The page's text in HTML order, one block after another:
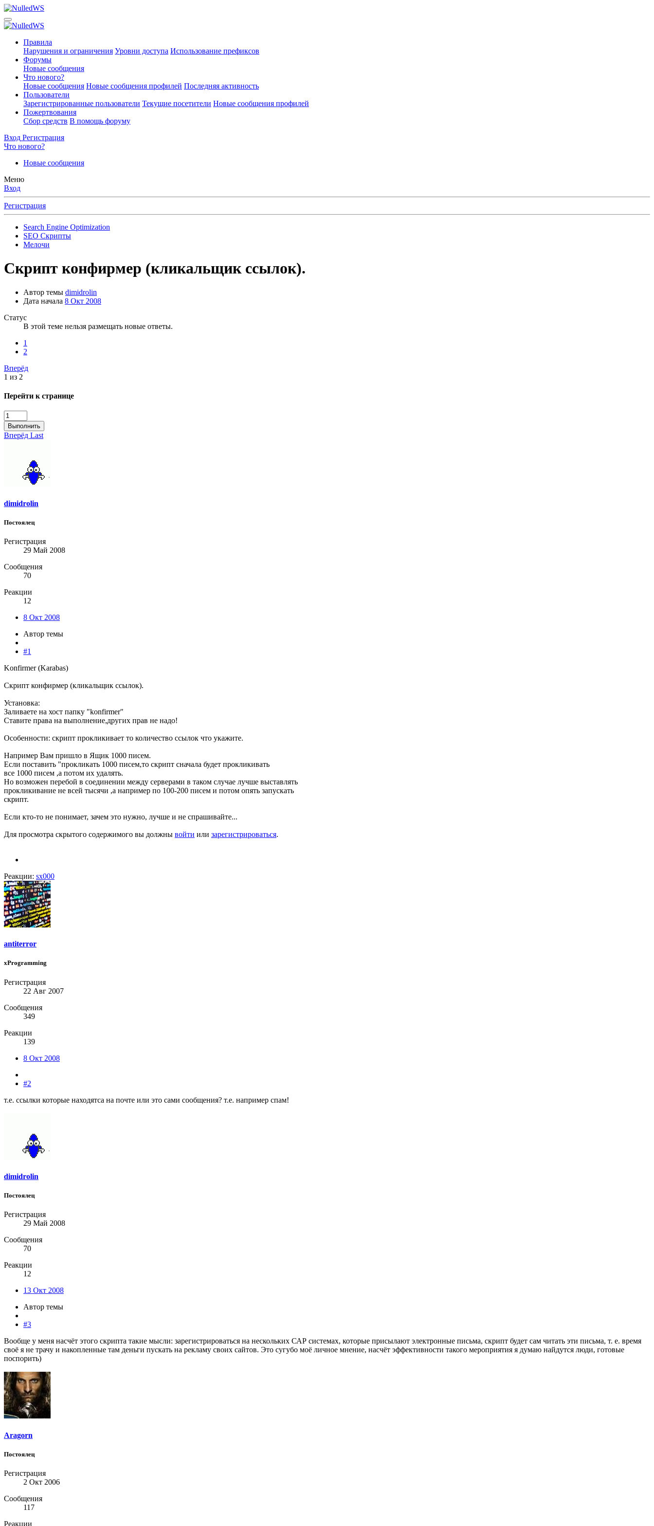
Правила
Нарушения и ограничения Уровни доступа Использование префиксов
Форумы
Новые сообщения
Что нового?
Новые сообщения Новые сообщения профилей Последняя активность
Пользователи
Зарегистрированные пользователи Текущие посетители Новые сообщения профилей
Пожертвования
Сбор средств В помощь форуму
Вход Регистрация
Что нового?
Новые сообщения
Меню
Вход
Регистрация
Search Engine Optimization
SEO Скрипты
Мелочи
Скрипт конфирмер (кликальщик ссылок).
Автор темы dimidrolin
Дата начала 8 Окт 2008
Статус
В этой теме нельзя размещать новые ответы.
1
2
Вперёд
1 из 2
Перейти к странице
Выполнить
Вперёд Last
dimidrolin
Постоялец
Регистрация
29 Май 2008
Сообщения
70
Реакции
12
8 Окт 2008
Автор темы
#1
Konfirmer (Karabas)
Скрипт конфирмер (кликальщик ссылок).
Установка:
Заливаете на хост папку "konfirmer"
Ставите права на выполнение,других прав не надо!
Особенности: скрипт прокликивает то количество ссылок что укажите.
Например Вам пришло в Ящик 1000 писем.
Если поставить "прокликать 1000 писем,то скрипт сначала будет прокликивать
все 1000 писем ,а потом их удалять.
Но возможен перебой в соединении между серверами в таком случае лучше выставлять
прокликивание не всей тысячи ,а например по 100-200 писем и потом опять запускать
скрипт.
Если кто-то не понимает, зачем это нужно, лучше и не спрашивайте...
Для просмотра скрытого содержимого вы должны войти или зарегистрироваться.
Реакции: sx000
antiterror
xProgramming
Регистрация
22 Авг 2007
Сообщения
349
Реакции
139
8 Окт 2008
#2
т.е. ссылки которые находятса на почте или это сами сообщения? т.е. например спам!
dimidrolin
Постоялец
Регистрация
29 Май 2008
Сообщения
70
Реакции
12
13 Окт 2008
Автор темы
#3
Вообще у меня насчёт этого скрипта такие мысли: зарегистрироваться на нескольких САР системах, которые присылают электронные письма, скрипт будет сам читать эти письма, т. е. время
своё я не трачу и накопленные там деньги пускать на рекламу своих сайтов. Это сугубо моё личное мнение, насчёт эффективности такого мероприятия я думаю найдутся люди, готовые
поспорить)
Aragorn
Постоялец
Регистрация
2 Окт 2006
Сообщения
117
Реакции